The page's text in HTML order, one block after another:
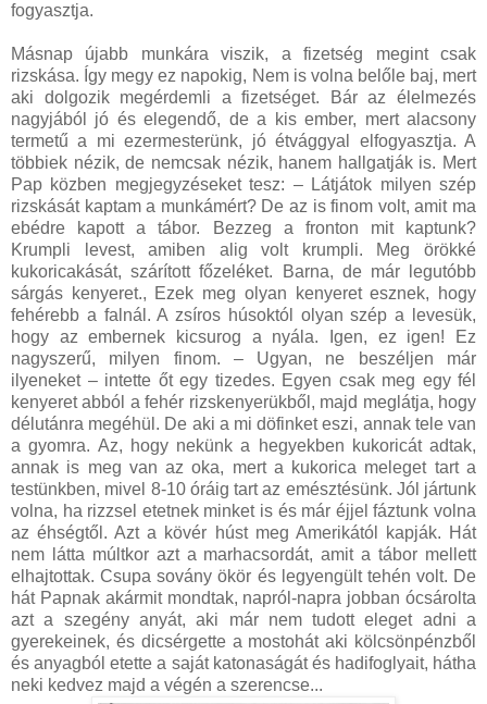
fogyasztja.
Másnap újabb munkára viszik, a fizetség megint csak
rizskása. Így megy ez napokig, Nem is volna belőle baj, mert
aki dolgozik megérdemli a fizetséget. Bár az élelmezés
nagyjából jó és elegendő, de a kis ember, mert alacsony
termetű a mi ezermesterünk, jó étvággyal elfogyasztja. A
többiek nézik, de nemcsak nézik, hanem hallgatják is. Mert
Pap közben megjegyzéseket tesz: – Látjátok milyen szép
rizskását kaptam a munkámért? De az is finom volt, amit ma
ebédre kapott a tábor. Bezzeg a fronton mit kaptunk?
Krumpli levest, amiben alig volt krumpli. Meg örökké
kukoricakását, szárított főzeléket. Barna, de már legutóbb
sárgás kenyeret., Ezek meg olyan kenyeret esznek, hogy
fehérebb a falnál. A zsíros húsoktól olyan szép a levesük,
hogy az embernek kicsurog a nyála. Igen, ez igen! Ez
nagyszerű, milyen finom. – Ugyan, ne beszéljen már
ilyeneket – intette őt egy tizedes. Egyen csak meg egy fél
kenyeret abból a fehér rizskenyerükből, majd meglátja, hogy
délutánra megéhül. De aki a mi döfinket eszi, annak tele van
a gyomra. Az, hogy nekünk a hegyekben kukoricát adtak,
annak is meg van az oka, mert a kukorica meleget tart a
testünkben, mivel 8-10 óráig tart az emésztésünk. Jól jártunk
volna, ha rizzsel etetnek minket is és már éjjel fáztunk volna
az éhségtől. Azt a kövér húst meg Amerikától kapják. Hát
nem látta múltkor azt a marhacsordát, amit a tábor mellett
elhajtottak. Csupa sovány ökör és legyengült tehén volt. De
hát Papnak akármit mondtak, napról-napra jobban ócsárolta
azt a szegény anyát, aki már nem tudott eleget adni a
gyerekeinek, és dicsérgette a mostohát aki kölcsönpénzből
és anyagból etette a saját katonaságát és hadifoglyait, hátha
neki kedvez majd a végén a szerencse...